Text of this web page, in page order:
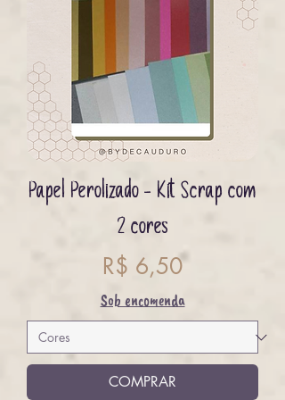
Papel Perolizado - Kit Scrap com
2 cores
Preço
R$ 6,50
Sob encomenda
COMPRAR